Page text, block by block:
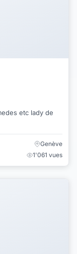
lady de
Genève
1'061 vues